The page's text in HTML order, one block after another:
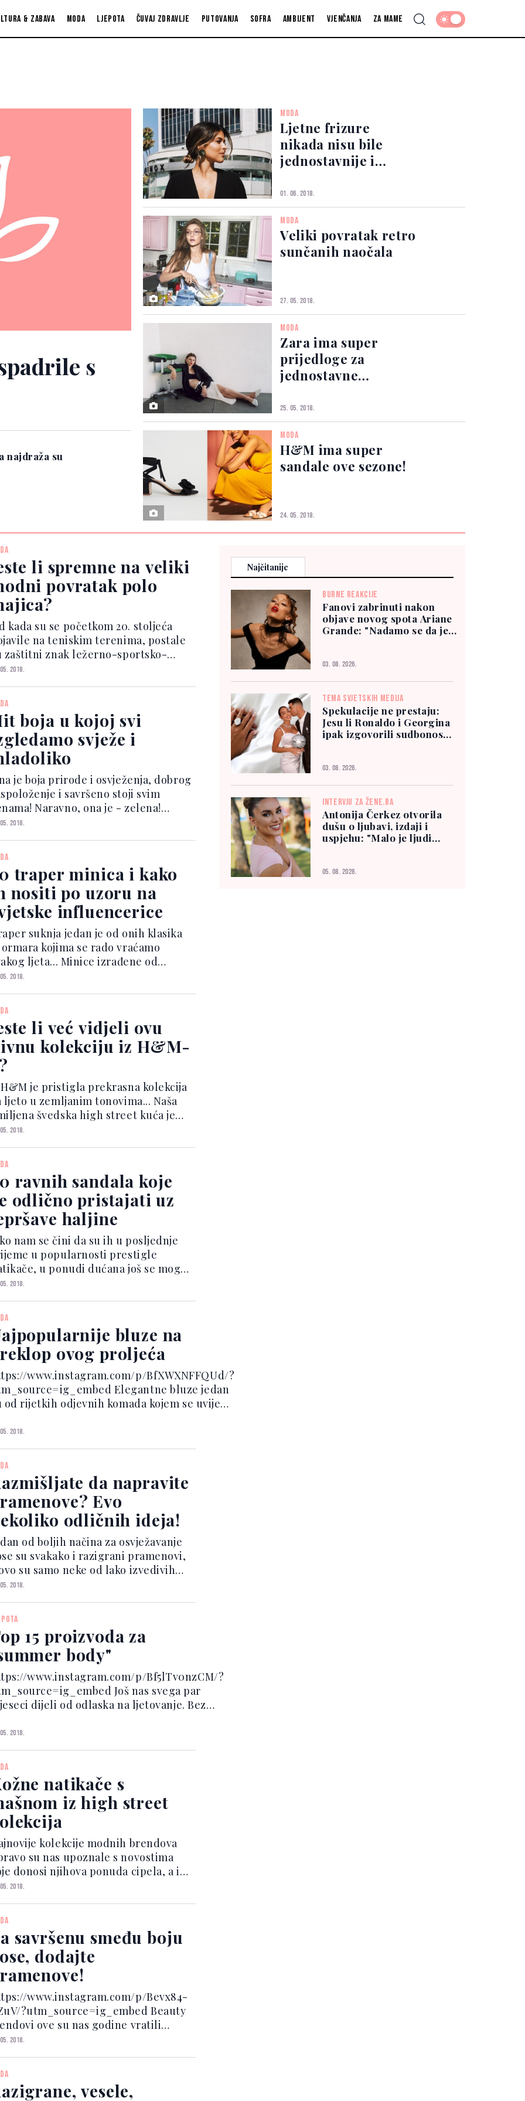
& zabava Moda Ljepota Čuvaj zdravlje Putovanja Sofra Ambijent Vjenčanja Za mame
s
najdraža su
MODA
Ljetne frizure
nikada nisu bile
jednostavnije i
01. 06. 2018.
MODA
Veliki povratak retro
sunčanih naočala
27. 05. 2018.
MODA
Zara ima super
prijedloge za
jednostavne
25. 05. 2018.
MODA
H&M ima super
sandale ove sezone!
24. 05. 2018.
li spremne na veliki
povratak polo
kada su se početkom 20. stoljeća
na teniskim terenima, postale
zaštitni znak ležerno-sportsko-
stila i uglavnom su visjele u
su trobojni makeover te su ih
samo "štreber...
2018.
boja u kojoj svi
svježe i
je boja prirode i osvježenja, dobrog
i savršeno stoji svim
Naravno, ona je - zelena!
što je još prošle godine
ne jenjava. Dapače, rekli
da je još poželjnija -...
2018.
traper minica i kako
nositi po uzoru na
influencerice
suknja jedan je od onih klasika
kojima se rado vraćamo
ljeta... Minice izrađene od
svijetlog ili pak, crnog i
ljetnih komada: osim
ih možemo nositi u potpuno o...
2018.
li već vidjeli ovu
kolekciju iz H&M-
je pristigla prekrasna kolekcija
ljeto u zemljanim tonovima... Naša
švedska high street kuća je
pravu ljetnu rapsodiju za
odijevanju. Ako zavirite na
po...
2018.
ravnih sandala koje
odlično pristajati uz
haljine
nam se čini da su ih u posljednje
u popularnosti prestigle
u ponudi dućana još se mogu
sjajni modeli ravnih sandala...
će nam pristajati uz sve, jedan su
onih komada...
2018.
bluze na
ovog proljeća
www.instagram.com/p/BfXWXNFFQUd/?
Elegantne bluze jedan
od rijetkih odjevnih komada kojem se uvijek
novih modela unutar proljetnih
i među prvim ljetni...
2018.
da napravite
Evo
odličnih ideja!
od boljih načina za osvježavanje
su svakako i razigrani pramenovi,
su samo neke od lako izvedivih
Vrijeme nam se gotovo preko
odjednom uskočili u
outfite. D...
2018.
15 proizvoda za
body"
www.instagram.com/p/Bf5lTv0nzCM/?
Još nas svega par
dijeli od odlaska na ljetovanje. Bez
odmori dopuštali, za tih barem
dva vremena provedeni...
2018.
natikače s
iz high street
kolekcije modnih brendova
su nas upoznale s novostima
donosi njihova ponuda cipela, a iz
modela možda se najviše
nose
statementpredznak. To znači da
u trenu...
2018.
savršenu smeđu boju
dodajte
www.instagram.com/p/Bevx84-
?utm_source=ig_embed Beauty
ove su nas godine vratili
prirodnog looka. I dok
puderi, nježni ružičasti tonovi i
povratak sjajil...
2018.
vesele,
Najčitanije
BURNE REAKCIJE
Fanovi zabrinuti nakon
objave novog spota Ariane
Grande: "Nadamo se da je
03. 08. 2026.
TEMA SVJETSKIH MEDIJA
Spekulacije ne prestaju:
Jesu li Ronaldo i Georgina
ipak izgovorili sudbonosno
03. 08. 2026.
INTERVJU ZA ŽENE.BA
Antonija Čerkez otvorila
dušu o ljubavi, izdaji i
uspjehu: "Malo je ljudi
05. 08. 2026.